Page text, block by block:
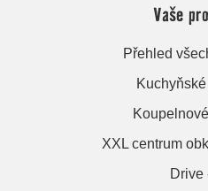
Vaše
Přehled
XXL centrum
Drive